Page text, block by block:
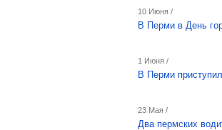
10 Июня /
В Перми в День
1 Июня /
В Перми
23 Мая /
Два пермских